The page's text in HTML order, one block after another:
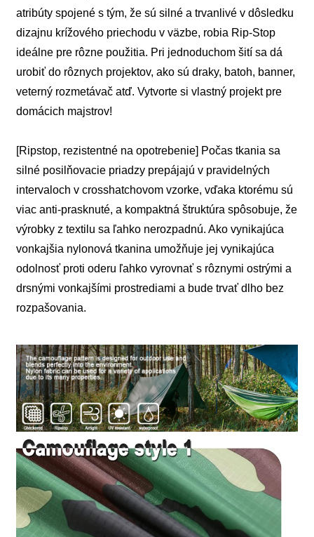
atribúty spojené s tým, že sú silné a trvanlivé v dôsledku
dizajnu krížového priechodu v väzbe, robia Rip-Stop
ideálne pre rôzne použitia. Pri jednoduchom šití sa dá
urobiť do rôznych projektov, ako sú draky, batoh, banner,
veterný rozmetávač atď. Vytvorte si vlastný projekt pre
domácich majstrov!
[Ripstop, rezistentné na opotrebenie] Počas tkania sa
silné posilňovacie priadzy prepájajú v pravidelných
intervaloch v crosshatchovom vzorke, vďaka ktorému sú
viac anti-prasknuté, a kompaktná štruktúra spôsobuje, že
výrobky z textilu sa ľahko nerozpadnú. Ako vynikajúca
vonkajšia nylonová tkanina umožňuje jej vynikajúca
odolnosť proti oderu ľahko vyrovnať s rôznymi ostrými a
drsnými vonkajšími prostrediami a bude trvať dlho bez
rozpašovania.